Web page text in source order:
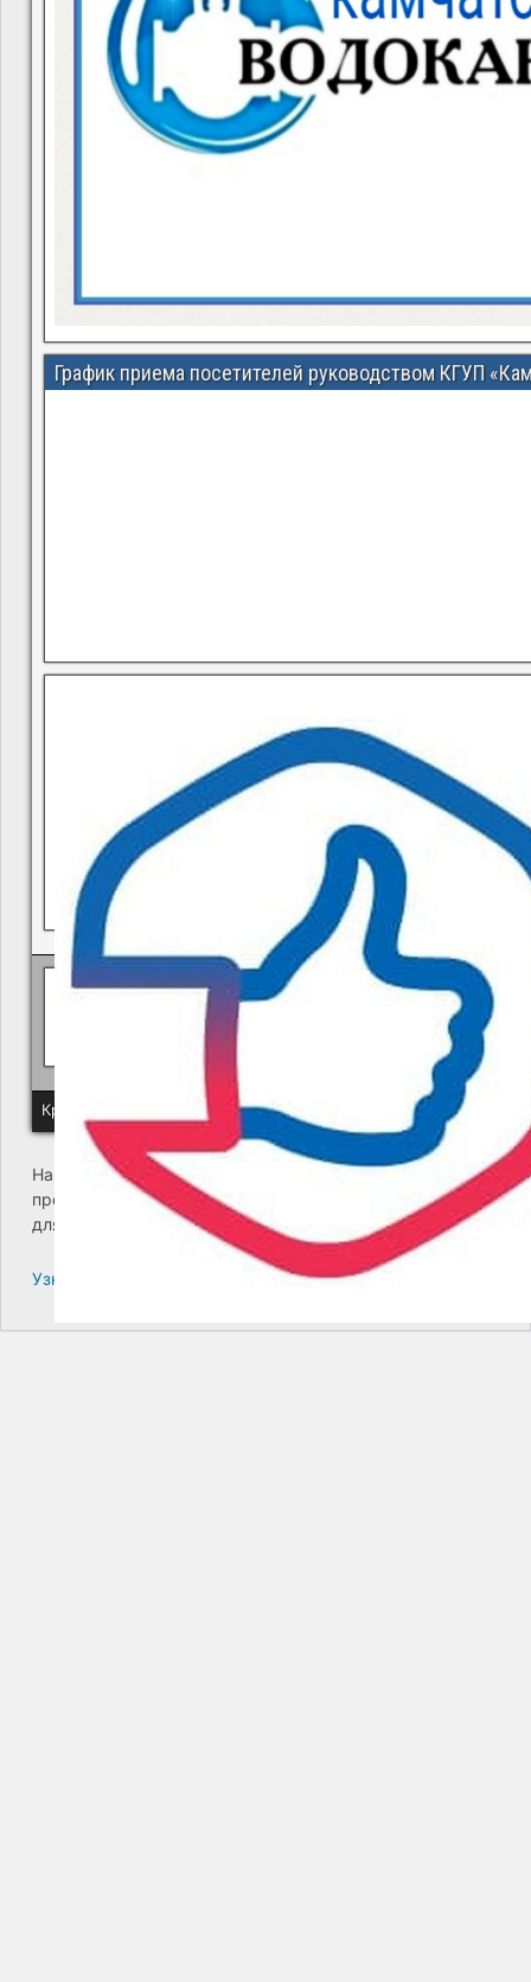
График приема посетителей руководством КГУП
В квитанциях ошибки, в подъезде мусор, сотрудники
Политика КГУП "Камчатский водоканал" в отношении
Краевое государственное унитарное предприятие
На сайте возникла критическая ошибка. Пожалуйста,
проверьте входящие сообщения почты администратора
для дальнейших инструкций.
Узнайте больше про решение проблем с WordPress.